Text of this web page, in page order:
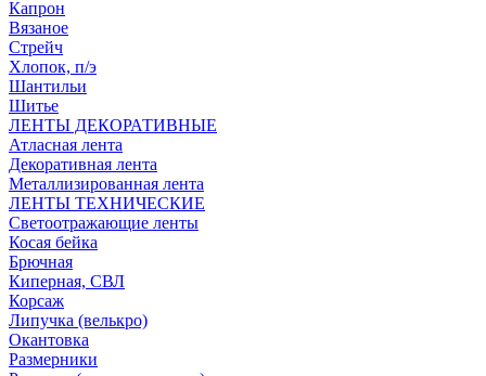
Капрон
Вязаное
Стрейч
Хлопок, п/э
Шантильи
Шитье
ЛЕНТЫ ДЕКОРАТИВНЫЕ
Атласная лента
Декоративная лента
Металлизированная лента
ЛЕНТЫ ТЕХНИЧЕСКИЕ
Светоотражающие ленты
Косая бейка
Брючная
Киперная, СВЛ
Корсаж
Липучка (велькро)
Окантовка
Размерники